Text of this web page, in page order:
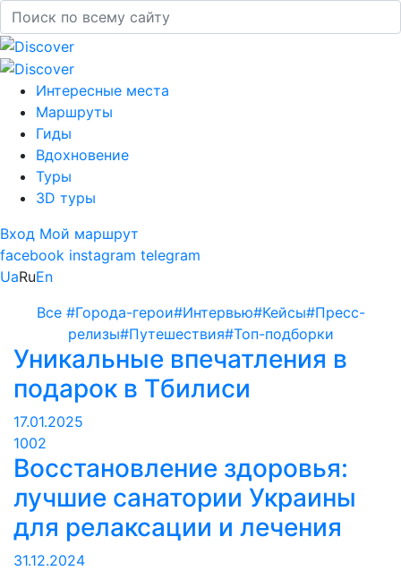
Интересные места
Маршруты
Гиды
Вдохновение
Туры
3D туры
Вход Мой маршрут
facebook instagram telegram
UaRuEn
Все #Города-герои#Интервью#Кейсы#Пресс-
релизы#Путешествия#Топ-подборки
Уникальные впечатления в
подарок в Тбилиси
17.01.2025
1002
Восстановление здоровья:
лучшие санатории Украины
для релаксации и лечения
31.12.2024